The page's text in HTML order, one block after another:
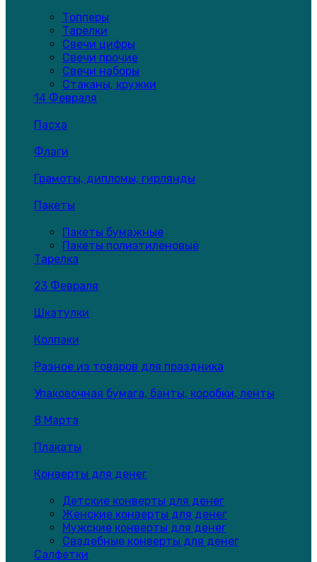
Топперы
Тарелки
Свечи цифры
Свечи прочие
Свечи наборы
Стаканы, кружки
14 Февраля
Пасха
Флаги
Грамоты, дипломы, гирлянды
Пакеты
Пакеты бумажные
Пакеты полиэтиленовые
Тарелка
23 Февраля
Шкатулки
Колпаки
Разное из товаров для праздника
Упаковочная бумага, банты, коробки, ленты
8 Марта
Плакаты
Конверты для денег
Детские конверты для денег
Женские конверты для денег
Мужские конверты для денег
Свадебные конверты для денег
Салфетки